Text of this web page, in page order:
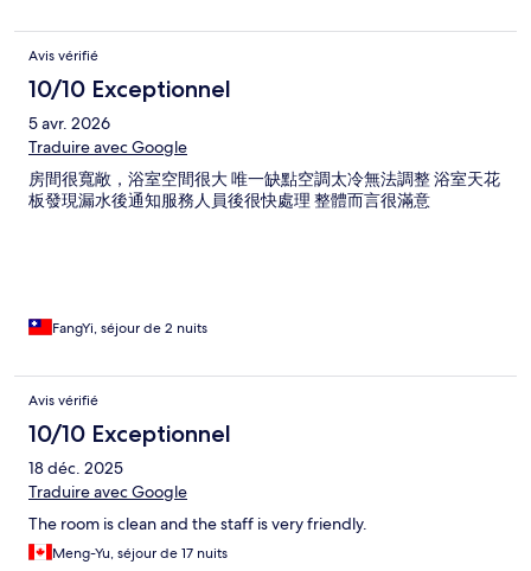
Avis vérifié
10/10 Exceptionnel
5 avr. 2026
Traduire avec Google
房間很寬敞，浴室空間很大 唯一缺點空調太冷無法調整 浴室天花
板發現漏水後通知服務人員後很快處理 整體而言很滿意
FangYi, séjour de 2 nuits
Avis vérifié
10/10 Exceptionnel
18 déc. 2025
Traduire avec Google
The room is clean and the staff is very friendly.
Meng-Yu, séjour de 17 nuits